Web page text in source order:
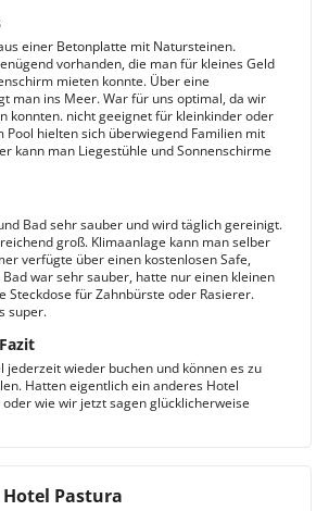
einer Betonplatte mit Natursteinen.
vorhanden, die man für kleines Geld
mieten konnte. Über eine
man ins Meer. War für uns optimal, da wir
konnten. nicht geeignet für kleinkinder oder
Pool hielten sich überwiegend Familien mit
kann man Liegestühle und Sonnenschirme
Bad sehr sauber und wird täglich gereinigt.
groß. Klimaanlage kann man selber
verfügte über einen kostenlosen Safe,
Bad war sehr sauber, hatte nur einen kleinen
Steckdose für Zahnbürste oder Rasierer.
super.
jederzeit wieder buchen und können es zu
Hatten eigentlich ein anderes Hotel
wie wir jetzt sagen glücklicherweise
Hotel Pastura